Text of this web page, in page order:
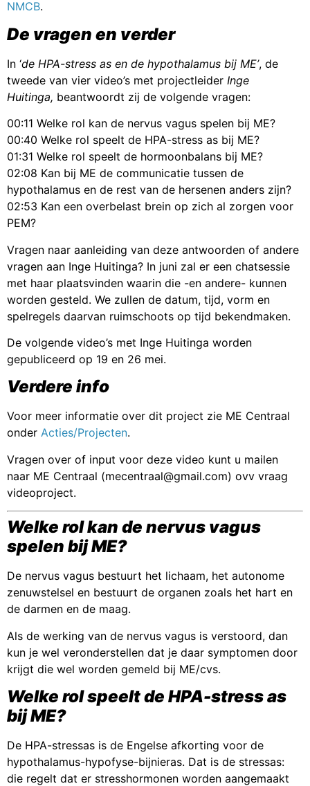
NMCB.
De vragen en verder
In ‘de HPA-stress as en de hypothalamus bij ME’, de
tweede van vier video’s met projectleider Inge
Huitinga, beantwoordt zij de volgende vragen:
00:11 Welke rol kan de nervus vagus spelen bij ME?
00:40 Welke rol speelt de HPA-stress as bij ME?
01:31 Welke rol speelt de hormoonbalans bij ME?
02:08 Kan bij ME de communicatie tussen de
hypothalamus en de rest van de hersenen anders zijn?
02:53 Kan een overbelast brein op zich al zorgen voor
PEM?
Vragen naar aanleiding van deze antwoorden of andere
vragen aan Inge Huitinga? In juni zal er een chatsessie
met haar plaatsvinden waarin die -en andere- kunnen
worden gesteld. We zullen de datum, tijd, vorm en
spelregels daarvan ruimschoots op tijd bekendmaken.
De volgende video’s met Inge Huitinga worden
gepubliceerd op 19 en 26 mei.
Verdere info
Voor meer informatie over dit project zie ME Centraal
onder Acties/Projecten.
Vragen over of input voor deze video kunt u mailen
naar ME Centraal (mecentraal@gmail.com) ovv vraag
videoproject.
Welke rol kan de nervus vagus
spelen bij ME?
De nervus vagus bestuurt het lichaam, het autonome
zenuwstelsel en bestuurt de organen zoals het hart en
de darmen en de maag.
Als de werking van de nervus vagus is verstoord, dan
kun je wel veronderstellen dat je daar symptomen door
krijgt die wel worden gemeld bij ME/cvs.
Welke rol speelt de HPA-stress as
bij ME?
De HPA-stressas is de Engelse afkorting voor de
hypothalamus-hypofyse-bijnieras. Dat is de stressas:
die regelt dat er stresshormonen worden aangemaakt